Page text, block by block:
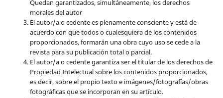
Quedan garantizados, simultáneamente, los derechos
morales del autor
El autor/a o cedente es plenamente consciente y está de
acuerdo con que todos o cualesquiera de los contenidos
proporcionados, formarán una obra cuyo uso se cede a la
revista para su publicación total o parcial.
El autor/a o cedente garantiza ser el titular de los derechos de
Propiedad Intelectual sobre los contenidos proporcionados,
es decir, sobre el propio texto e imágenes/fotografías/obras
fotográficas que se incorporan en su artículo.